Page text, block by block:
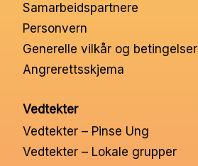
Samarbeidspartnere
Personvern
Generelle vilkår og betingelser
Angrerettsskjema
Vedtekter
Vedtekter – Pinse Ung
Vedtekter – Lokale grupper